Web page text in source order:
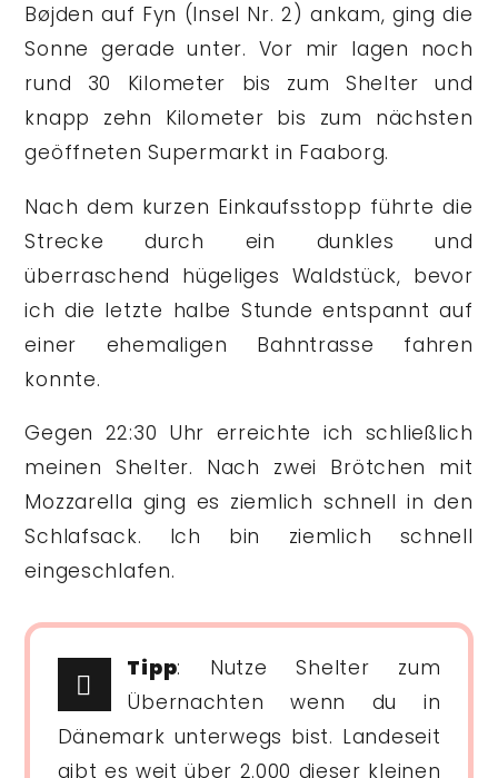
Bøjden auf Fyn (Insel Nr. 2) ankam, ging die
Sonne gerade unter. Vor mir lagen noch
rund 30 Kilometer bis zum Shelter und
knapp zehn Kilometer bis zum nächsten
geöffneten Supermarkt in Faaborg.
Nach dem kurzen Einkaufsstopp führte die
Strecke durch ein dunkles und
überraschend hügeliges Waldstück, bevor
ich die letzte halbe Stunde entspannt auf
einer ehemaligen Bahntrasse fahren
konnte.
Gegen 22:30 Uhr erreichte ich schließlich
meinen Shelter. Nach zwei Brötchen mit
Mozzarella ging es ziemlich schnell in den
Schlafsack. Ich bin ziemlich schnell
eingeschlafen.
Tipp: Nutze Shelter zum
Übernachten wenn du in
Dänemark unterwegs bist. Landeseit
gibt es weit über 2.000 dieser kleinen